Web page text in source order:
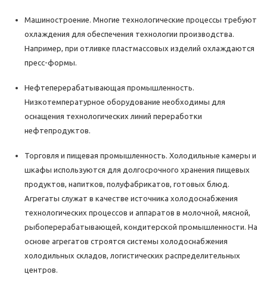
Машиностроение. Многие технологические процессы требуют
охлаждения для обеспечения технологии производства.
Например, при отливке пластмассовых изделий охлаждаются
пресс-формы.
Нефтеперерабатывающая промышленность.
Низкотемпературное оборудование необходимы для
оснащения технологических линий переработки
нефтепродуктов.
Торговля и пищевая промышленность. Холодильные камеры и
шкафы используются для долгосрочного хранения пищевых
продуктов, напитков, полуфабрикатов, готовых блюд.
Агрегаты служат в качестве источника холодоснабжения
технологических процессов и аппаратов в молочной, мясной,
рыбоперерабатывающей, кондитерской промышленности. На
основе агрегатов строятся системы холодоснабжения
холодильных складов, логистических распределительных
центров.